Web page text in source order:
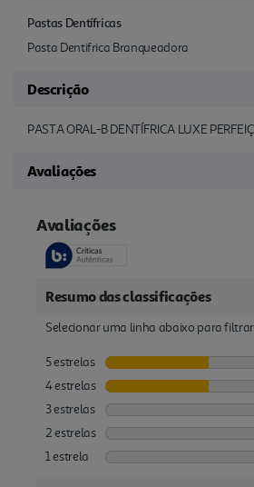
Pastas Dentífricas
Pasta Dentifrica Branqueadora
Descrição
PASTA ORAL-B DENTÍFRICA LUXE
Avaliações